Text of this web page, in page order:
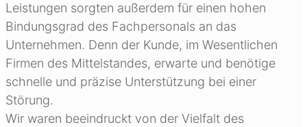
Leistungen sorgten außerdem für einen hohen
Bindungsgrad des Fachpersonals an das
Unternehmen. Denn der Kunde, im Wesentlichen
Firmen des Mittelstandes, erwarte und benötige
schnelle und präzise Unterstützung bei einer
Störung.
Wir waren beeindruckt von der Vielfalt des